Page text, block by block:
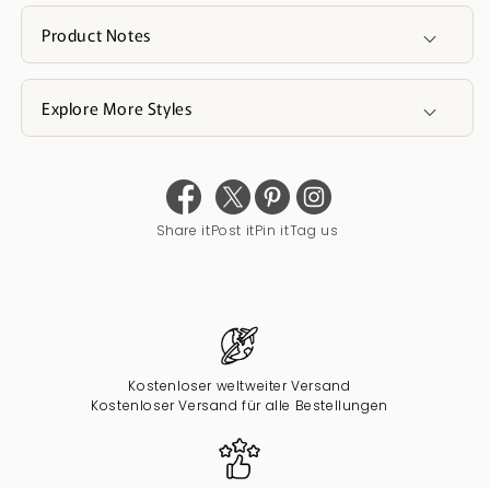
Product Notes
Explore More Styles
Share itPost itPin itTag us
Kostenloser weltweiter Versand
Kostenloser Versand für alle Bestellungen